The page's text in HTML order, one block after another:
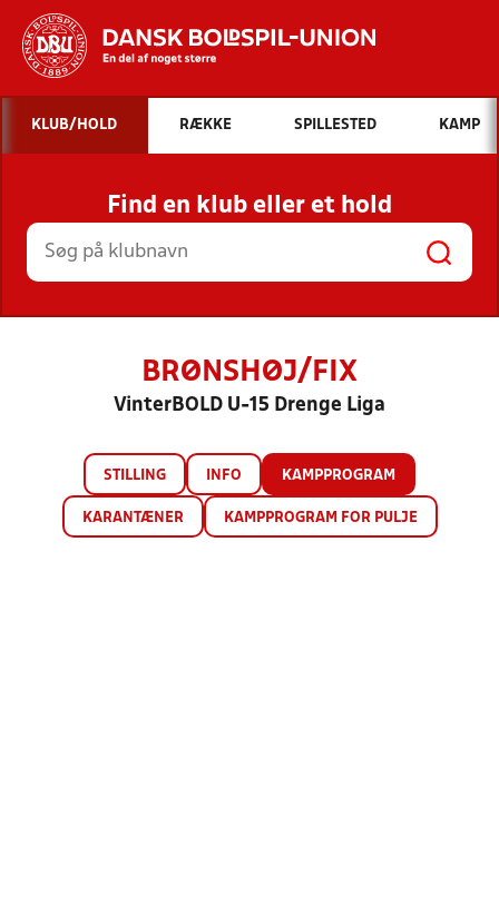
Hvad vil du søge efter?
INDHOLD OG NYHEDER
STILLINGER, RESULTATER, KLUBBER OG
HOLD
KLUB/HOLD RÆKKE SPILLESTED KAMP
Find en klub eller et hold
BRØNSHØJ/FIX
VinterBOLD U-15 Drenge Liga
STILLING INFO KAMPPROGRAM
KARANTÆNER KAMPPROGRAM FOR PULJE